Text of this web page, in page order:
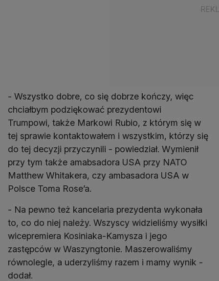
- Wszystko dobre, co się dobrze kończy, więc
chciałbym podziękować prezydentowi
Trumpowi, także Markowi Rubio, z którym się w
tej sprawie kontaktowałem i wszystkim, którzy się
do tej decyzji przyczynili - powiedział. Wymienił
przy tym także amabsadora USA przy NATO
Matthew Whitakera, czy ambasadora USA w
Polsce Toma Rose’a.
- Na pewno też kancelaria prezydenta wykonała
to, co do niej należy. Wszyscy widzieliśmy wysiłki
wicepremiera Kosiniaka-Kamysza i jego
zastępców w Waszyngtonie. Maszerowaliśmy
równolegle, a uderzyliśmy razem i mamy wynik -
dodał.